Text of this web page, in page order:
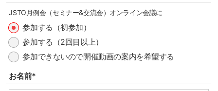
JSTO月例会（セミナー&交流会）オンライン会議に
参加する（初参加）
参加する（2回目以上）
参加できないので開催動画の案内を希望する
お名前*